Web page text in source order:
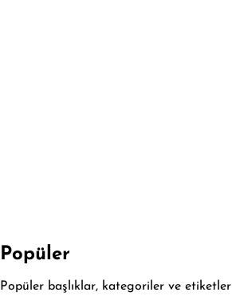
Popüler
Popüler başlıklar, kategoriler ve etiketler